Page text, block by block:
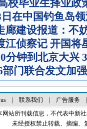
校毕业生择业政
在中国钓鱼岛
廊建设报道：不
江侦察记 开国将
分钟到北京大兴
门联合发文加
| 联系我们 广告服务
网站所刊载信息，不代表中新
未经授权禁止转载、摘编、